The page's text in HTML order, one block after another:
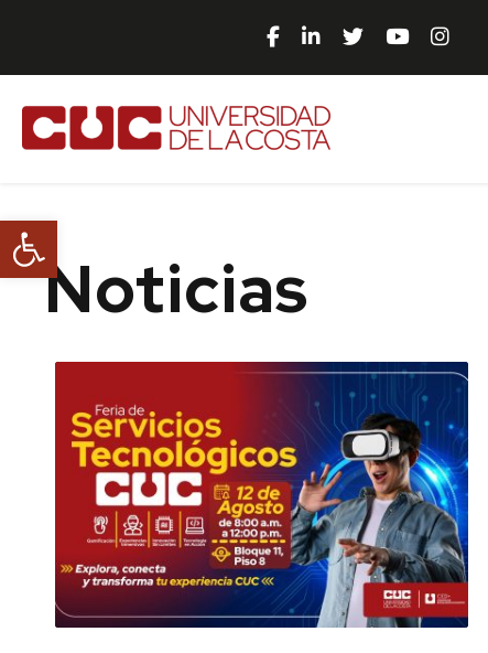
Abrir barra de herramientas
Noticias